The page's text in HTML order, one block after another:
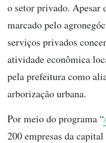
o setor privado. Apesar
marcado pelo
serviços privados
atividade econômica
pela prefeitura como
arborização urbana.
Por meio do programa “
200 empresas da